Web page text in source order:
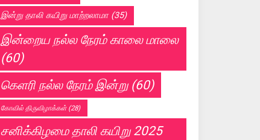
இன்று தாலி கயிறு மாற்றலாமா(35)
இன்றைய நல்ல நேரம் காலை மாலை
(60)
கெளரி நல்ல நேரம் இன்று(60)
கோவில் திருவிழாக்கள்(28)
சனிக்கிழமை தாலி கயிறு 2025